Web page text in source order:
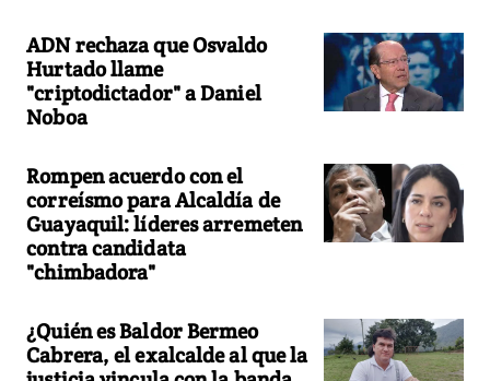
ADN rechaza que Osvaldo
Hurtado llame
"criptodictador" a Daniel
Noboa
Rompen acuerdo con el
correísmo para Alcaldía de
Guayaquil: líderes arremeten
contra candidata
"chimbadora"
¿Quién es Baldor Bermeo
Cabrera, el exalcalde al que la